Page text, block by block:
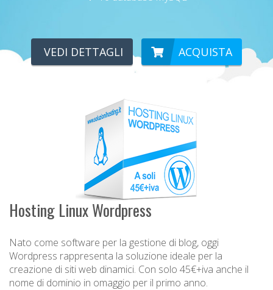
VEDI DETTAGLI ACQUISTA
Hosting Linux Wordpress
Nato come software per la gestione di blog, oggi
Wordpress rappresenta la soluzione ideale per la
creazione di siti web dinamici. Con solo 45€+iva anche il
nome di dominio in omaggio per il primo anno.